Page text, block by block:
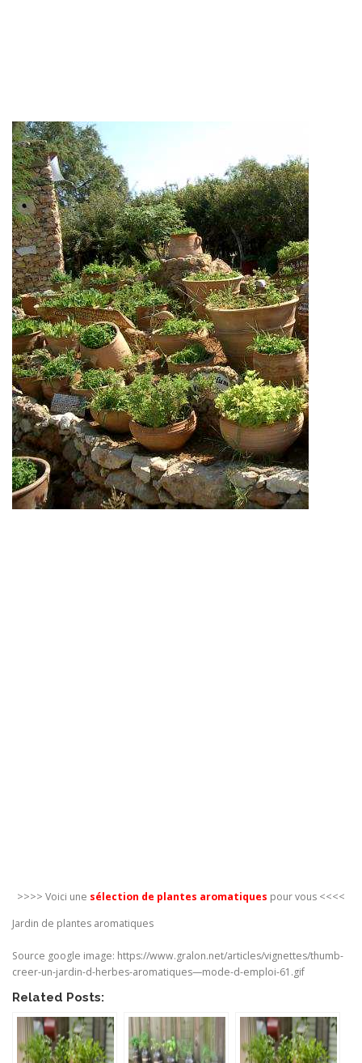
>>>> Voici une sélection de plantes aromatiques pour vous <<<<
Jardin de plantes aromatiques
Source google image: https://www.gralon.net/articles/vignettes/thumb-
creer-un-jardin-d-herbes-aromatiques—mode-d-emploi-61.gif
Related Posts: